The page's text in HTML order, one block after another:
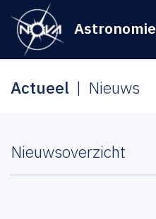
Astronomie
Actueel Nieuws
Nieuwsoverzicht